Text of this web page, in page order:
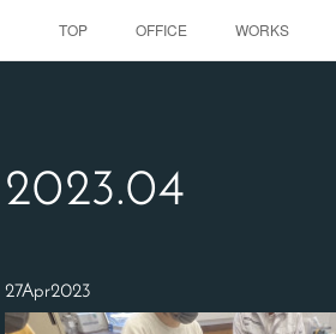
TOP OFFICE WORKS
2023.04
27Apr2023